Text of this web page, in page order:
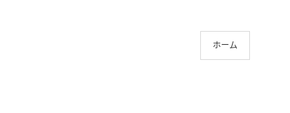
ホーム